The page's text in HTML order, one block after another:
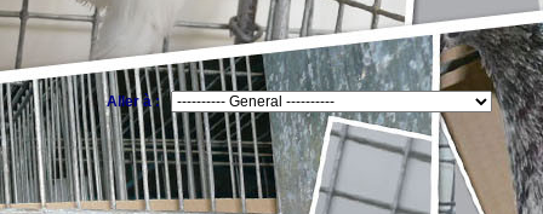
Aller à :